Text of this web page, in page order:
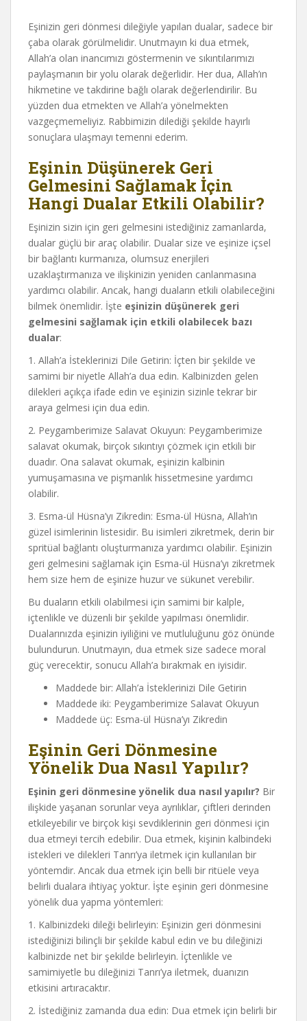
Eşinizin geri dönmesi dileğiyle yapılan dualar, sadece bir
çaba olarak görülmelidir. Unutmayın ki dua etmek,
Allah’a olan inancımızı göstermenin ve sıkıntılarımızı
paylaşmanın bir yolu olarak değerlidir. Her dua, Allah’ın
hikmetine ve takdirine bağlı olarak değerlendirilir. Bu
yüzden dua etmekten ve Allah’a yönelmekten
vazgeçmemeliyiz. Rabbimizin dilediği şekilde hayırlı
sonuçlara ulaşmayı temenni ederim.
Eşinin Düşünerek Geri
Gelmesini Sağlamak İçin
Hangi Dualar Etkili Olabilir?
Eşinizin sizin için geri gelmesini istediğiniz zamanlarda,
dualar güçlü bir araç olabilir. Dualar size ve eşinize içsel
bir bağlantı kurmanıza, olumsuz enerjileri
uzaklaştırmanıza ve ilişkinizin yeniden canlanmasına
yardımcı olabilir. Ancak, hangi duaların etkili olabileceğini
bilmek önemlidir. İşte eşinizin düşünerek geri
gelmesini sağlamak için etkili olabilecek bazı
dualar:
1. Allah’a İsteklerinizi Dile Getirin: İçten bir şekilde ve
samimi bir niyetle Allah’a dua edin. Kalbinizden gelen
dilekleri açıkça ifade edin ve eşinizin sizinle tekrar bir
araya gelmesi için dua edin.
2. Peygamberimize Salavat Okuyun: Peygamberimize
salavat okumak, birçok sıkıntıyı çözmek için etkili bir
duadır. Ona salavat okumak, eşinizin kalbinin
yumuşamasına ve pişmanlık hissetmesine yardımcı
olabilir.
3. Esma-ül Hüsna’yı Zikredin: Esma-ül Hüsna, Allah’ın
güzel isimlerinin listesidir. Bu isimleri zikretmek, derin bir
spritüal bağlantı oluşturmanıza yardımcı olabilir. Eşinizin
geri gelmesini sağlamak için Esma-ül Hüsna’yı zikretmek
hem size hem de eşinize huzur ve sükunet verebilir.
Bu duaların etkili olabilmesi için samimi bir kalple,
içtenlikle ve düzenli bir şekilde yapılması önemlidir.
Dualarınızda eşinizin iyiliğini ve mutluluğunu göz önünde
bulundurun. Unutmayın, dua etmek size sadece moral
güç verecektir, sonucu Allah’a bırakmak en iyisidir.
Maddede bir: Allah’a İsteklerinizi Dile Getirin
Maddede iki: Peygamberimize Salavat Okuyun
Maddede üç: Esma-ül Hüsna’yı Zikredin
Eşinin Geri Dönmesine
Yönelik Dua Nasıl Yapılır?
Eşinin geri dönmesine yönelik dua nasıl yapılır? Bir
ilişkide yaşanan sorunlar veya ayrılıklar, çiftleri derinden
etkileyebilir ve birçok kişi sevdiklerinin geri dönmesi için
dua etmeyi tercih edebilir. Dua etmek, kişinin kalbindeki
istekleri ve dilekleri Tanrı’ya iletmek için kullanılan bir
yöntemdir. Ancak dua etmek için belli bir ritüele veya
belirli dualara ihtiyaç yoktur. İşte eşinin geri dönmesine
yönelik dua yapma yöntemleri:
1. Kalbinizdeki dileği belirleyin: Eşinizin geri dönmesini
istediğinizi bilinçli bir şekilde kabul edin ve bu dileğinizi
kalbinizde net bir şekilde belirleyin. İçtenlikle ve
samimiyetle bu dileğinizi Tanrı’ya iletmek, duanızın
etkisini artıracaktır.
2. İstediğiniz zamanda dua edin: Dua etmek için belirli bir